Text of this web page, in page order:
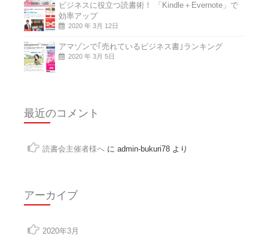
ビジネスに役立つ読書術！ 「Kindle＋Evernote」で
効率アップ
2020 年 3月 12日
アマゾンで｢売れているビジネス書｣ランキング
2020 年 3月 5日
最近のコメント
読書会主催者様へ に admin-bukuri78 より
アーカイブ
2020年3月